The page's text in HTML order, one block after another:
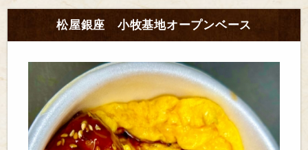
松屋銀座 小牧基地オープンベース